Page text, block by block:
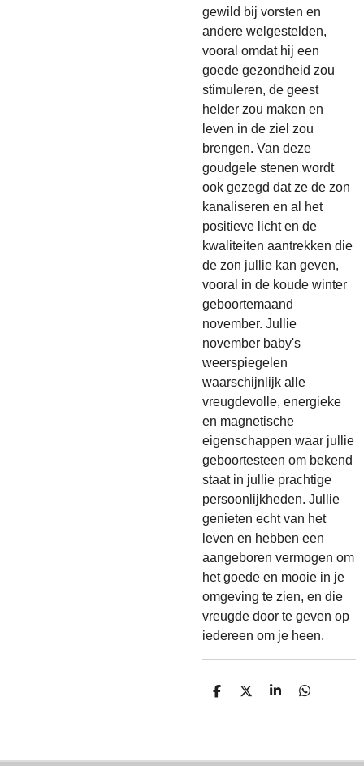
gewild bij vorsten en
andere welgestelden,
vooral omdat hij een
goede gezondheid zou
stimuleren, de geest
helder zou maken en
leven in de ziel zou
brengen. Van deze
goudgele stenen wordt
ook gezegd dat ze de zon
kanaliseren en al het
positieve licht en de
kwaliteiten aantrekken die
de zon jullie kan geven,
vooral in de koude winter
geboortemaand
november. Jullie
november baby's
weerspiegelen
waarschijnlijk alle
vreugdevolle, energieke
en magnetische
eigenschappen waar jullie
geboortesteen om bekend
staat in jullie prachtige
persoonlijkheden. Jullie
genieten echt van het
leven en hebben een
aangeboren vermogen om
het goede en mooie in je
omgeving te zien, en die
vreugde door te geven op
iedereen om je heen.
D
D
S
D